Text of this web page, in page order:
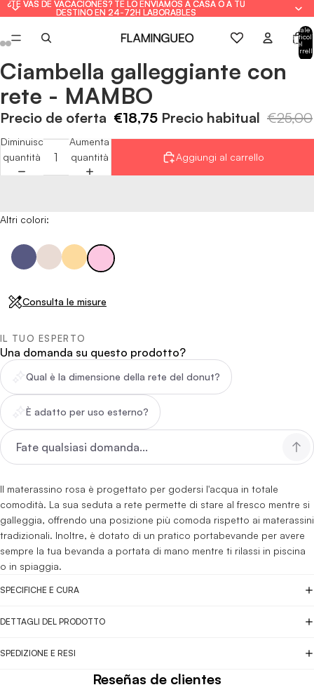
¿TE VAS DE VACACIONES? TE LO ENVIAMOS A CASA O A TU
DESTINO EN 24-72H LABORABLES
¿TE VAS DE VACACIONES? TE LO ENVIAMOS A CASA O A TU
DESTINO EN 24-72H LABORABLES
Totale
articoli
nel
Apri
immagine
a
schermo
Apri
immagine
a
schermo
Apri
immagine
a
schermo
Apri
immagine
a
schermo
Apri
immagine
a
schermo
Apri
immagine
a
schermo
Ciambella galleggiante con
rete - MAMBO
Precio de oferta €18,75 Precio habitual €25,00
Diminuisci
quantità
Aumenta
quantità
Aggiungi al carrello
Altri colori:
Consulta le misure
IL TUO ESPERTO
Una domanda su questo prodotto?
Qual è la dimensione della rete del donut?
È adatto per uso esterno?
Il materassino rosa è progettato per godersi l'acqua in totale
comodità. La sua seduta a rete permette di stare al fresco mentre si
galleggia, offrendo una posizione più comoda rispetto ai materassini
tradizionali. Inoltre, è dotato di un pratico portabevande per avere
sempre la tua bevanda a portata di mano mentre ti rilassi in piscina
o in spiaggia.
SPECIFICHE E CURA
DETTAGLI DEL PRODOTTO
SPEDIZIONE E RESI
Reseñas de clientes